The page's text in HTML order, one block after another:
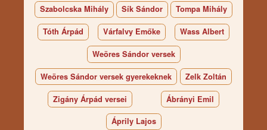
Szabolcska Mihály Sík Sándor Tompa Mihály
Tóth Árpád Várfalvy Emőke Wass Albert
Weöres Sándor versek
Weöres Sándor versek gyerekeknek Zelk Zoltán
Zigány Árpád versei Ábrányi Emil
Áprily Lajos